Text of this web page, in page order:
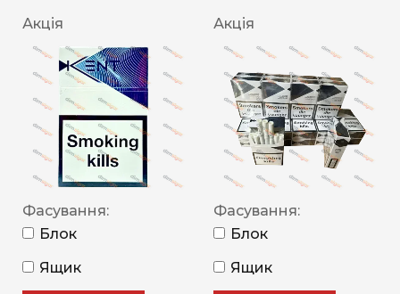
Акція
Фасування:
Блок
Ящик
Акція
Фасування:
Блок
Ящик